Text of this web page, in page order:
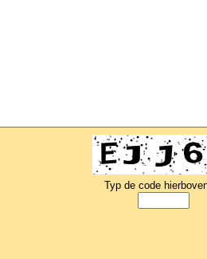
Typ de code